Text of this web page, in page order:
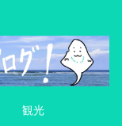
観光